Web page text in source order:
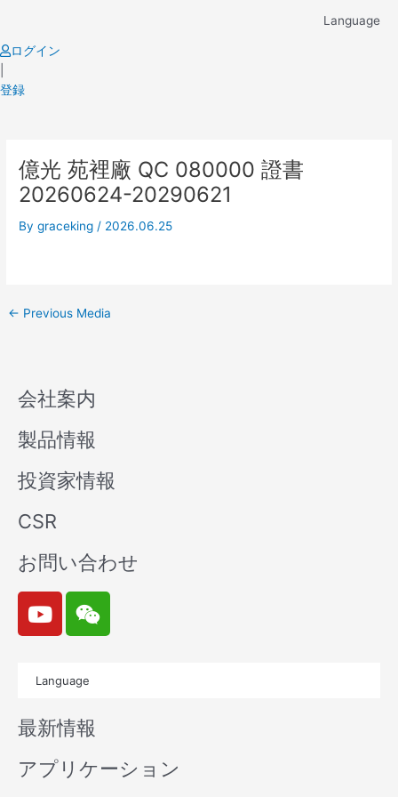
content
Language
ログイン
登録
億光 苑裡廠 QC 080000 證書
20260624-20290621
Bygraceking / 2026.06.25
navigation
← Previous Media
会社案内
製品情報
投資家情報
CSR
お問い合わせ
Y
o
u
b
e
W
e
i
n
Language
最新情報
アプリケーション